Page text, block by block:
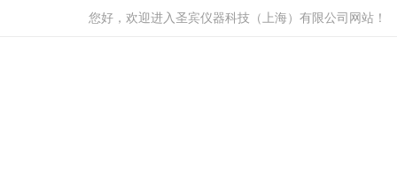
您好，欢迎进入圣宾仪器科技（上海）有限公司网站！